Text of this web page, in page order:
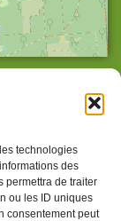
technologies
des
permettra de traiter
ou les ID uniques
consentement peut